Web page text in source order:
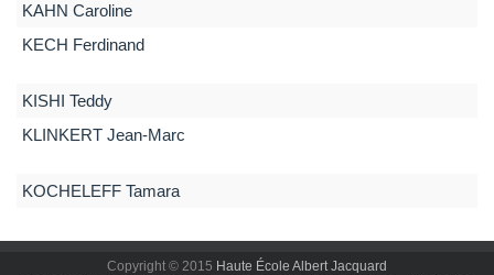
KAHN Caroline
KECH Ferdinand
KISHI Teddy
KLINKERT Jean-Marc
KOCHELEFF Tamara
Copyright © 2015 Haute École Albert Jacquard